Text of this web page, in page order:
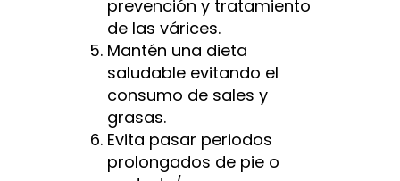
prevención y tratamiento
de las várices.
Mantén una dieta
saludable evitando el
consumo de sales y
grasas.
Evita pasar periodos
prolongados de pie o